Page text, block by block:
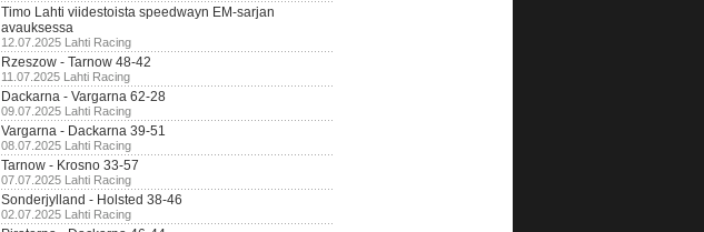
Timo Lahti viidestoista speedwayn EM-sarjan
avauksessa
12.07.2025 Lahti Racing
Rzeszow - Tarnow 48-42
11.07.2025 Lahti Racing
Dackarna - Vargarna 62-28
09.07.2025 Lahti Racing
Vargarna - Dackarna 39-51
08.07.2025 Lahti Racing
Tarnow - Krosno 33-57
07.07.2025 Lahti Racing
Sonderjylland - Holsted 38-46
02.07.2025 Lahti Racing